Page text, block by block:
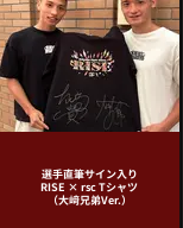
選手直筆サイン入り
RISE × rsc Tシャツ
（大﨑兄弟Ver.）